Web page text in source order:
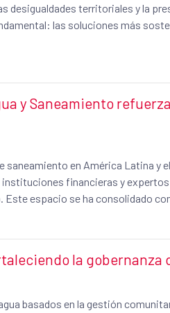
desigualdades territoriales y la
las soluciones más
y Saneamiento
en América Latina y
financieras y
espacio se ha consolidado
urbano e innovación
y participación privada; 4)
biodiversidad y economía azul.
la gobernanza
basados en la gestión